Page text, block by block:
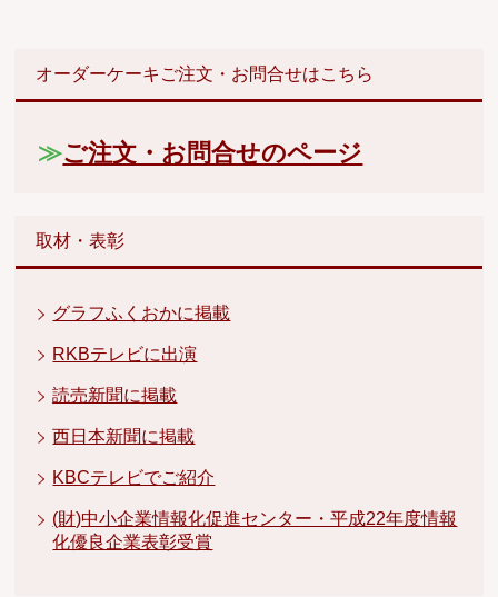
オーダーケーキご注文・お問合せはこちら
≫ご注文・お問合せのページ
取材・表彰
グラフふくおかに掲載
RKBテレビに出演
読売新聞に掲載
西日本新聞に掲載
KBCテレビでご紹介
(財)中小企業情報化促進センター・平成22年度情報
化優良企業表彰受賞